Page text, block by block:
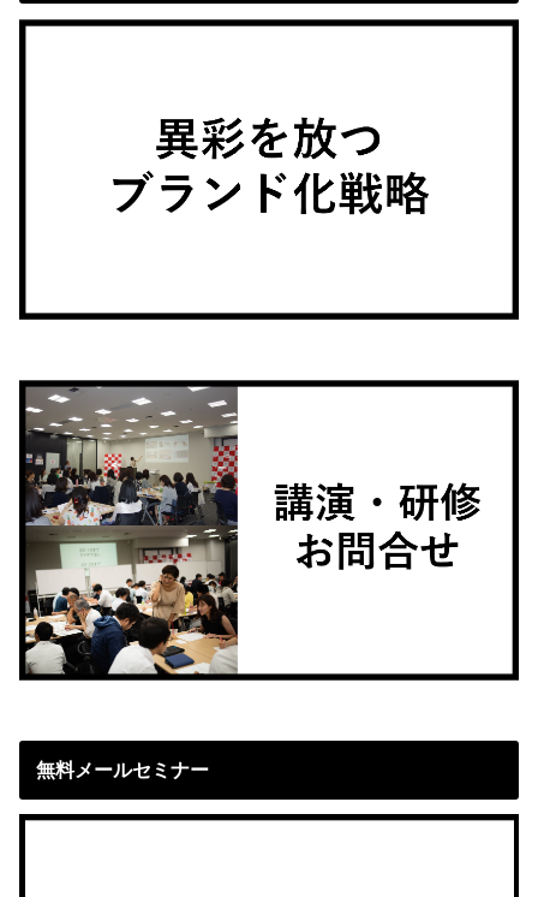
無料メールセミナー